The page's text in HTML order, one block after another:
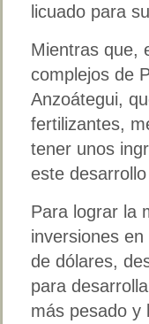
licuado para
Mientras que,
complejos de
Anzoátegui,
fertilizantes,
tener unos
este
Para lograr la
inversiones
de dólares,
para
más pesado y